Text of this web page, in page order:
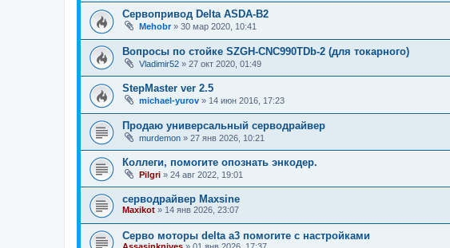
Сервопривод Delta ASDA-B2
Mehobr» 30 мар 2020, 10:41
Вопросы по стойке SZGH-CNC990TDb-2 (для токарного)
Vladimir52 » 27 окт 2020, 01:49
StepMaster ver 2.5
michael-yurov » 14 июн 2016, 17:23
Продаю универсальный серводрайвер
murdemon » 27 янв 2026, 10:21
Коллеги, помогите опознать энкодер.
Pilgri » 24 авг 2022, 19:01
серводрайвер Maxsine
Maxikot » 14 янв 2026, 23:07
Серво моторы delta a3 помогите с настройками